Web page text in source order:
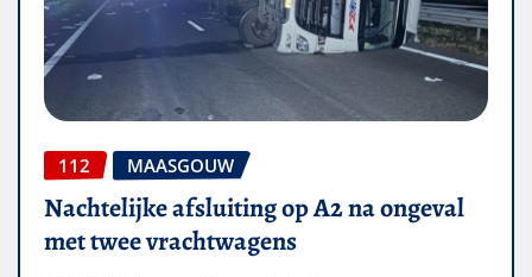
112 MAASGOUW
Nachtelijke afsluiting op A2 na ongeval
met twee vrachtwagens